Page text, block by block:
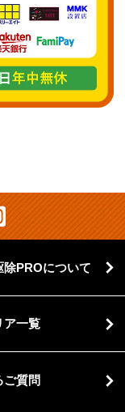
除PROについて
ア一覧
ご質問